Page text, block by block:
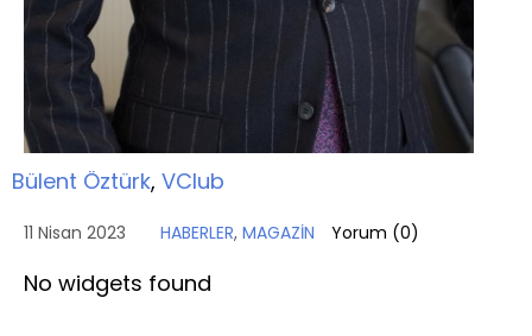
Bülent Öztürk, VClub
11 Nisan 2023 HABERLER, MAGAZİN Yorum (0)
No widgets found